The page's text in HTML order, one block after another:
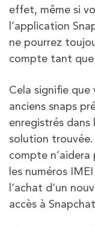
effet, même si
l’application
ne pourrez
compte tant que
Cela signifie que
anciens snaps
enregistrés dans
solution trouvée.
compte n’aidera
les numéros
l’achat d’un
accès à